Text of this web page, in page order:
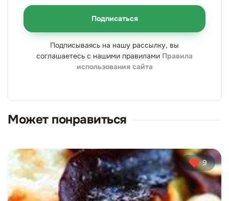
Подписаться
Подписываясь на нашу рассылку, вы
соглашаетесь с нашими правилами Правила
использования сайта
Может понравиться
9